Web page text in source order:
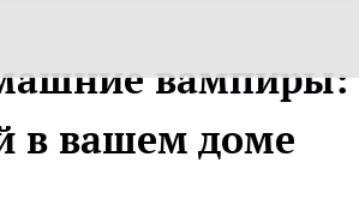
вампиры:
в вашем доме